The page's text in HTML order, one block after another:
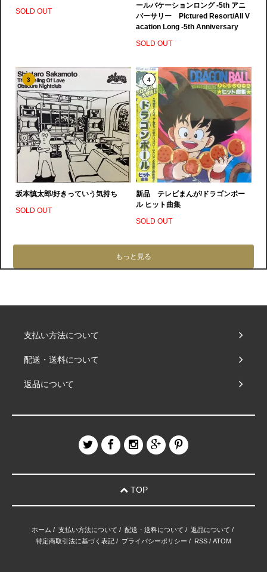
SOLD OUT
ールバケーションロング -5th アニ
バーサリー Pictured Resort/All V
acation Long -5th Anniversary
SOLD OUT
3
坂本慎太郎/好きっていう気持ち
SOLD OUT
4
新品 テレビまんが/ドラゴンボー
ル ヒット曲集
SOLD OUT
もっと見る
支払い方法について
配送・送料について
返品について
TOP
ホーム / 支払い方法について / 配送・送料について / 返品について /
特定商取引法に基づく表記 / プライバシーポリシー / RSS / ATOM